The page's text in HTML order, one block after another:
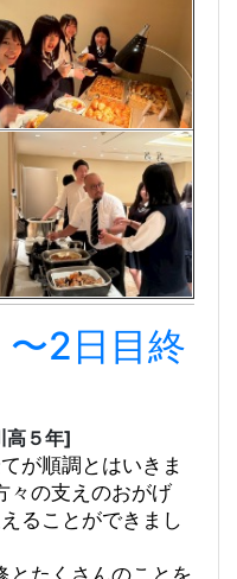
2日目終
高５年]
が順調とはいきま
々の支えのおがげ
ることができまし